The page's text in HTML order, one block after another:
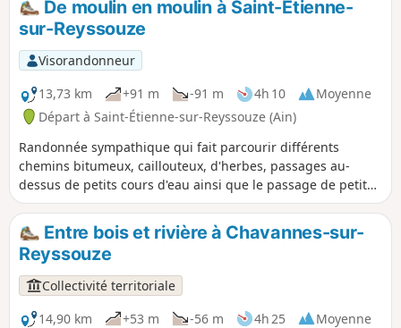
De moulin en moulin à Saint-Étienne-
sur-Reyssouze
Visorandonneur
13,73 km
+91 m -91 m 4h 10
Moyenne
Départ à Saint-Étienne-sur-Reyssouze (Ain)
Randonnée sympathique qui fait parcourir différents
chemins bitumeux, caillouteux, d'herbes, passages au-
dessus de petits cours d'eau ainsi que le passage de petits
hameaux.
Entre bois et rivière à Chavannes-sur-
Reyssouze
Collectivité territoriale
14,90 km
+53 m -56 m 4h 25
Moyenne